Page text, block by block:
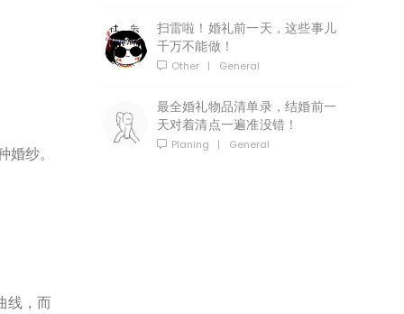
纱。
线，而
扫雷啦！婚礼前一天，这些事儿
千万不能做！
Other | General
最全婚礼物品清单录，结婚前一
天对着清点一遍准没错！
Planing | General